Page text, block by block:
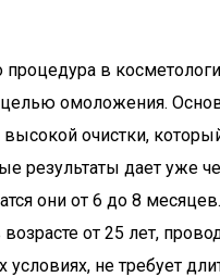
процедура в
целью омоложения.
высокой очистки,
результаты дает уже
они от 6 до 8
возрасте от 25 лет,
условиях, не требует